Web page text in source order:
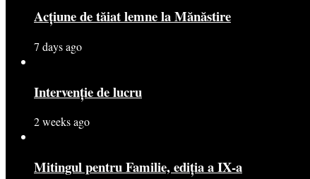
Acțiune de tăiat lemne la Mănăstire
7 days ago
Intervenție de lucru
2 weeks ago
Mitingul pentru Familie, ediția a IX-a